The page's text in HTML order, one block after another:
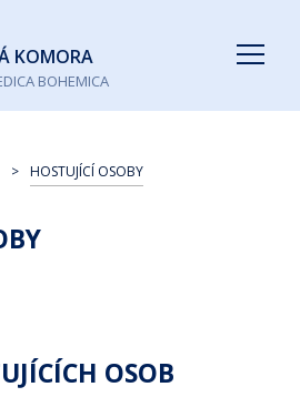
KOMORA
BOHEMICA
HOSTUJÍCÍ OSOBY
OSOB